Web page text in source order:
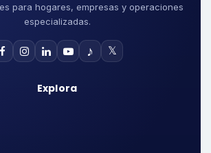
para hogares, empresas y operaciones
especializadas.
♪ 𝕏
Explora